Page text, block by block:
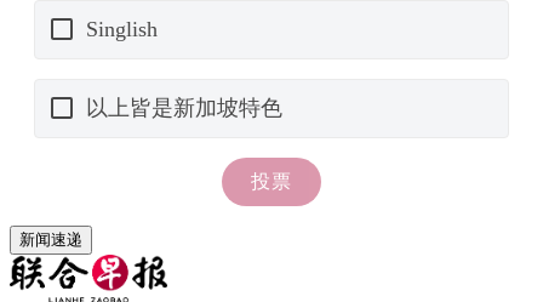
新闻速递